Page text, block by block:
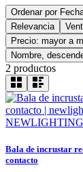
Ordenar por
Relevancia
Precio: mayor a
Nombre,
2 productos
NEWLIGHTING
Bala de incrustar
contacto